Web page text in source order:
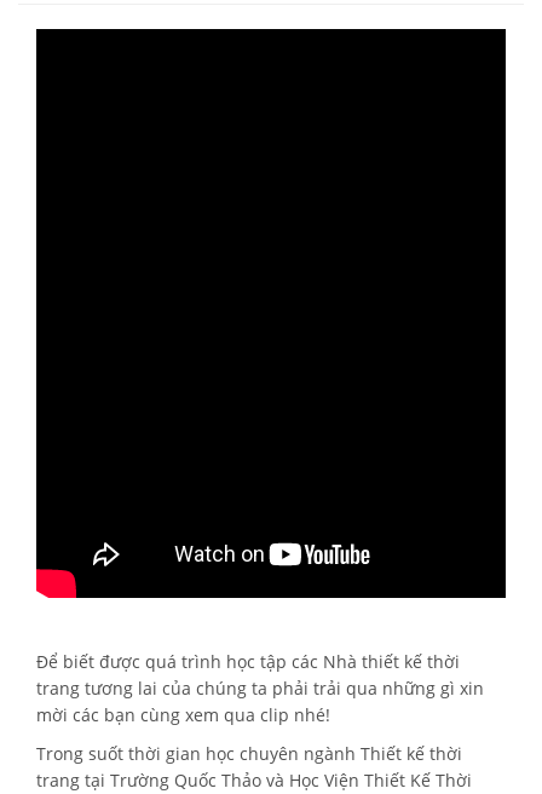
Để biết được quá trình học tập các Nhà thiết kế thời
trang tương lai của chúng ta phải trải qua những gì xin
mời các bạn cùng xem qua clip nhé!
Trong suốt thời gian học chuyên ngành Thiết kế thời
trang tại Trường Quốc Thảo và Học Viện Thiết Kế Thời